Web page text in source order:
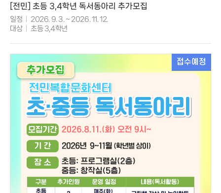
[전민] 초등 3,4학년 독서동아리 추가모집
일정
2026. 9. 3. ~ 2026. 11. 12.
대상
초등 3,4학년
접수예정